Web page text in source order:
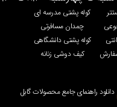
کوله پشتی مدرسه ای
چمدان مسافرتی
کوله پشتی دانشگاهی
کیف دوشی زنانه
دانلود راهنمای جامع محصولات گابل